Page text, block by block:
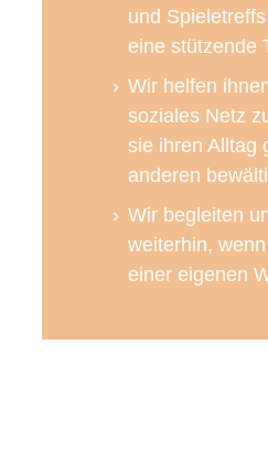
und
eine stützende
Wir helfen
soziales Netz
sie ihren Alltag
anderen
Wir begleiten
weiterhin,
einer eigenen